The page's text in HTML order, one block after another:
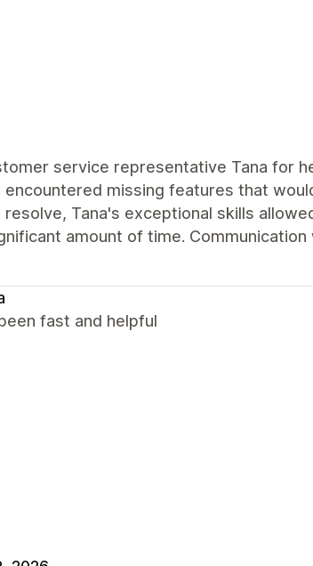
service representative Tana for
encountered missing features that
Tana's exceptional skills
amount of time.
fast and helpful